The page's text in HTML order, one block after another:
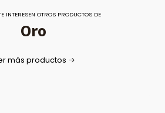
INTERESEN OTROS PRODUCTOS DE
Oro
más productos